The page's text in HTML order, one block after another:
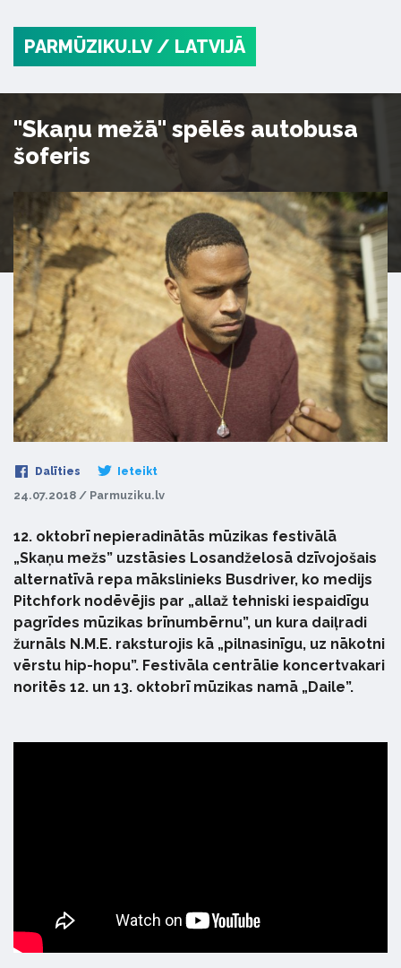
PARMŪZIKU.LV / LATVIJĀ
"Skaņu mežā" spēlēs autobusa
šoferis
Dalīties Ieteikt
24.07.2018 / Parmuziku.lv
12. oktobrī nepieradinātās mūzikas festivālā
„Skaņu mežs” uzstāsies Losandželosā dzīvojošais
alternatīvā repa mākslinieks Busdriver, ko medijs
Pitchfork nodēvējis par „allaž tehniski iespaidīgu
pagrīdes mūzikas brīnumbērnu”, un kura daiļradi
žurnāls N.M.E. raksturojis kā „pilnasinīgu, uz nākotni
vērstu hip-hopu”. Festivāla centrālie koncertvakari
noritēs 12. un 13. oktobrī mūzikas namā „Daile”.